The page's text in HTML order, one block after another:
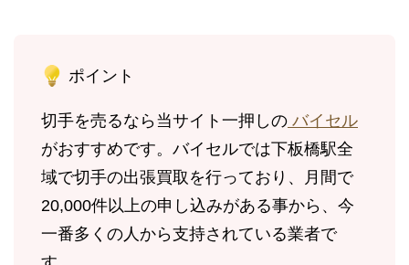
ポイント
切手を売るなら当サイト一押しの バイセル
がおすすめです。バイセルでは下板橋駅全
域で切手の出張買取を行っており、月間で
20,000件以上の申し込みがある事から、今
一番多くの人から支持されている業者で